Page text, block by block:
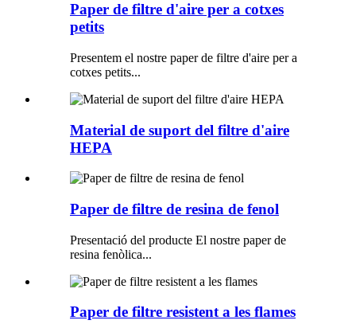
Paper de filtre d'aire per a cotxes
petits
Presentem el nostre paper de filtre d'aire per a
cotxes petits...
Material de suport del filtre d'aire
HEPA
Paper de filtre de resina de fenol
Presentació del producte El nostre paper de
resina fenòlica...
Paper de filtre resistent a les flames